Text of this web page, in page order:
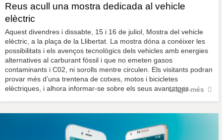
Reus acull una mostra dedicada al vehicle
elèctric
Aquest divendres i dissabte, 15 i 16 de juliol, Mostra del vehicle
elèctric, a la plaça de la Llibertat. La mostra dóna a conèixer les
possibilitats i els avenços tecnològics dels vehicles amb energies
alternatives al carburant fòssil i que no emeten gasos
contaminants i C02, ni sorolls mentre circulen. Els visitants podran
provar més d’una trentena de cotxes, motos i bicicletes
elèctriques, i alhora informar-se sobre els seus avantatges.
Llegir més